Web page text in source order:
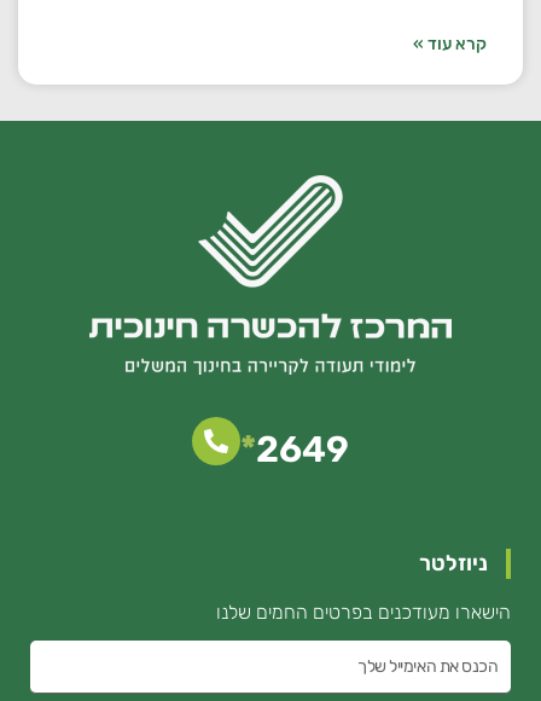
קרא עוד »
2649
*
ניוזלטר
הישארו מעודכנים בפרטים החמים שלנו
את